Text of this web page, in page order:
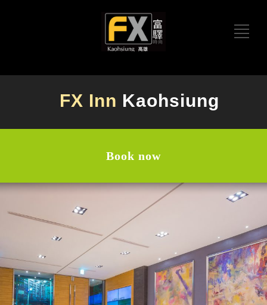
FX Inn Kaohsiung
Book now